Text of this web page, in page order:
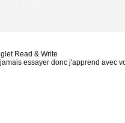
Read & Write
essayer donc j'apprend avec